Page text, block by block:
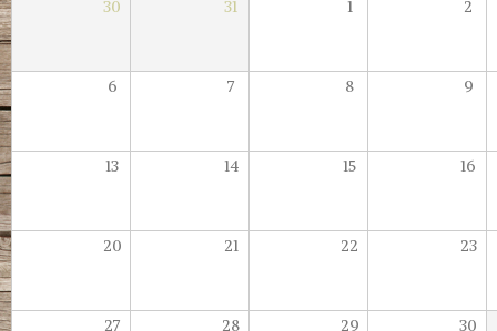
30
31 1 2
6 7 8 9
13 14 15 16
20 21 22 23
27 28 29 30